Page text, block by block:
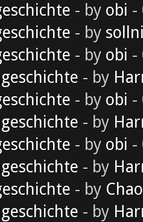
- by obi -
- by
- by obi -
- by
- by obi -
- by
- by obi -
- by
- by
- by